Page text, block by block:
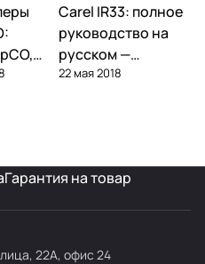
и Автоматика и
контроллеры
Carel IR33: полное
руководство на
русском —
параметры,
22 мая 2018
Гарантия на товар
22А, офис 24